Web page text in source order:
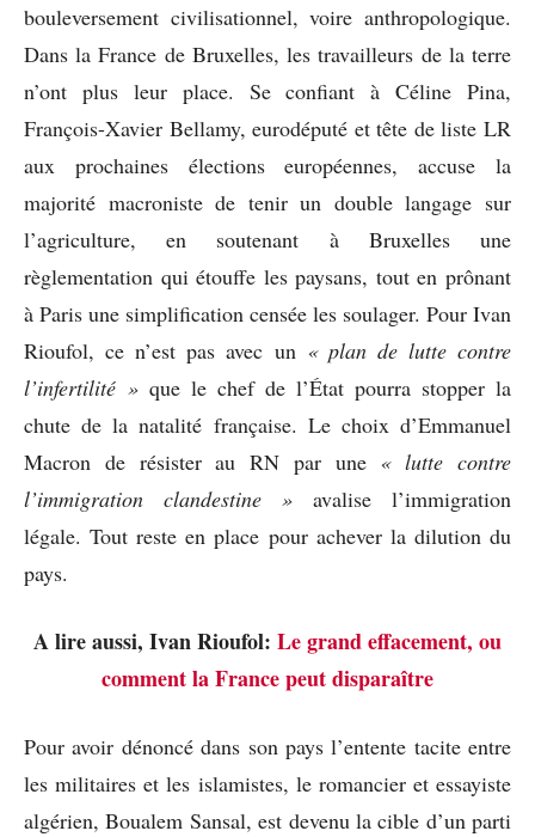
bouleversement civilisationnel, voire anthropologique.
Dans la France de Bruxelles, les travailleurs de la terre
n’ont plus leur place. Se confiant à Céline Pina,
François-Xavier Bellamy, eurodéputé et tête de liste LR
aux prochaines élections européennes, accuse la
majorité macroniste de tenir un double langage sur
l’agriculture, en soutenant à Bruxelles une
règlementation qui étouffe les paysans, tout en prônant
à Paris une simplification censée les soulager. Pour Ivan
Rioufol, ce n’est pas avec un « plan de lutte contre
l’infertilité » que le chef de l’État pourra stopper la
chute de la natalité française. Le choix d’Emmanuel
Macron de résister au RN par une « lutte contre
l’immigration clandestine » avalise l’immigration
légale. Tout reste en place pour achever la dilution du
pays.
A lire aussi, Ivan Rioufol: Le grand effacement, ou
comment la France peut disparaître
Pour avoir dénoncé dans son pays l’entente tacite entre
les militaires et les islamistes, le romancier et essayiste
algérien, Boualem Sansal, est devenu la cible d’un parti